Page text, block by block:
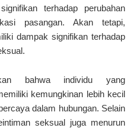
terhadap perubahan
pasangan. Akan tetapi,
dampak signifikan terhadap
bahwa individu yang
kemungkinan lebih kecil
dalam hubungan. Selain
seksual juga menurun